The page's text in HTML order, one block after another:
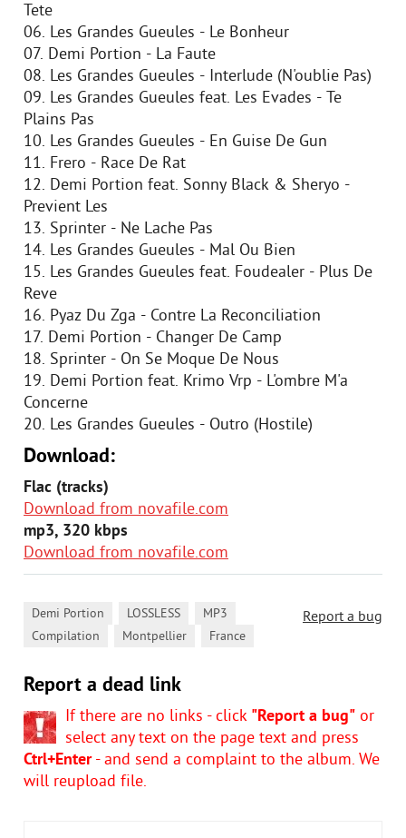
Tete
06. Les Grandes Gueules - Le Bonheur
07. Demi Portion - La Faute
08. Les Grandes Gueules - Interlude (N'oublie Pas)
09. Les Grandes Gueules feat. Les Evades - Te
Plains Pas
10. Les Grandes Gueules - En Guise De Gun
11. Frero - Race De Rat
12. Demi Portion feat. Sonny Black & Sheryo -
Previent Les
13. Sprinter - Ne Lache Pas
14. Les Grandes Gueules - Mal Ou Bien
15. Les Grandes Gueules feat. Foudealer - Plus De
Reve
16. Pyaz Du Zga - Contre La Reconciliation
17. Demi Portion - Changer De Camp
18. Sprinter - On Se Moque De Nous
19. Demi Portion feat. Krimo Vrp - L'ombre M'a
Concerne
20. Les Grandes Gueules - Outro (Hostile)
Download:
Flac (tracks)
Download from novafile.com
mp3, 320 kbps
Download from novafile.com
Report a bug
Demi Portion LOSSLESS MP3
Compilation Montpellier France
Report a dead link
If there are no links - click "Report a bug" or
select any text on the page text and press
Ctrl+Enter- and send a complaint to the album. We
will reupload file.